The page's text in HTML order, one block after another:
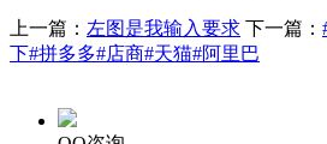
上一篇： 左图是我输入要求 下一篇：
下#拼多多#店商#天猫#阿里巴